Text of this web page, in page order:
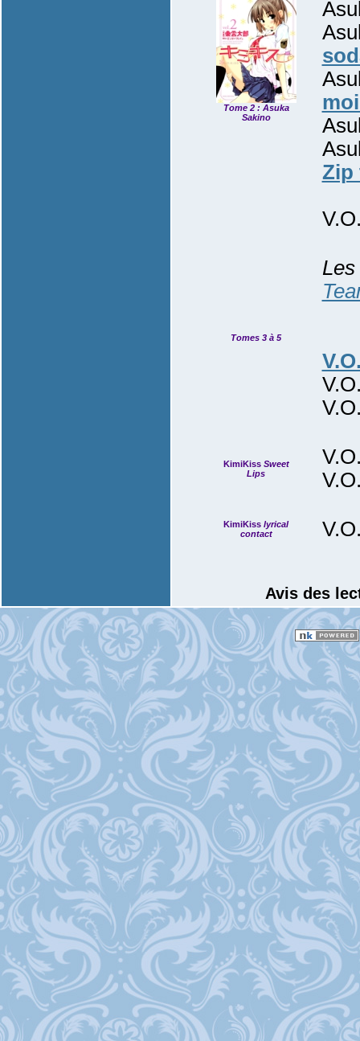
Tome 2 : Asuka
Sakino
Zip
Tomes 3 à 5
KimiKiss Sweet
Lips
KimiKiss lyrical
contact
Avis des